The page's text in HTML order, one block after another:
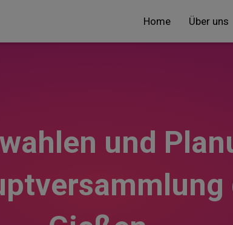
Home Über uns
und